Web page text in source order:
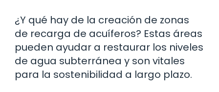
¿Y qué hay de la creación de zonas
de recarga de acuíferos? Estas áreas
pueden ayudar a restaurar los niveles
de agua subterránea y son vitales
para la sostenibilidad a largo plazo.